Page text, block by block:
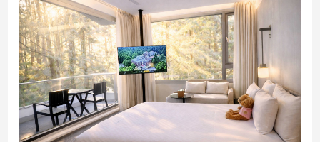
消
費
健
康/
親
子/
感
情